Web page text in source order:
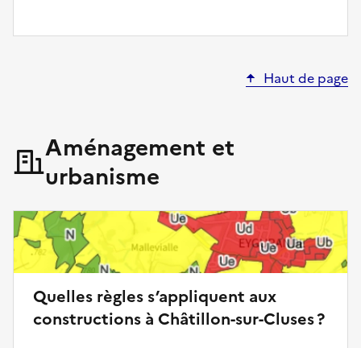
Haut de page
Aménagement et
urbanisme
Quelles règles s’appliquent aux
constructions à Châtillon-sur-Cluses ?